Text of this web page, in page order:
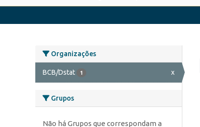
Organizações
BCB/Dstat 1 x
Grupos
Não há Grupos que correspondam a